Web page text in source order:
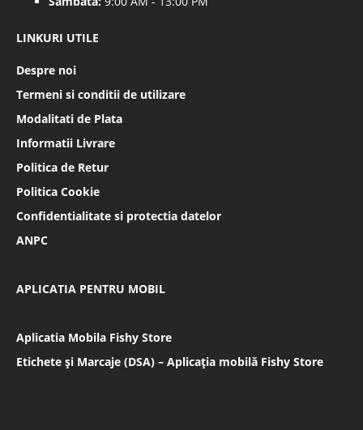
LINKURI UTILE
Despre noi
Termeni si conditii de utilizare
Modalitati de Plata
Informatii Livrare
Politica de Retur
Politica Cookie
Confidentialitate si protectia datelor
ANPC
APLICATIA PENTRU MOBIL
Aplicatia Mobila Fishy Store
Etichete și Marcaje (DSA) – Aplicația mobilă Fishy Store